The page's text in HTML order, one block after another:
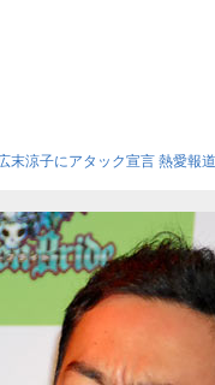
末涼子にアタック宣言 熱愛報